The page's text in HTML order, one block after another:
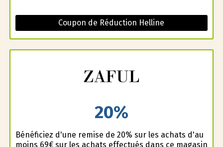
Coupon de Réduction Helline
20%
Bénéficiez d'une remise de 20% sur les achats d'au
moins 69€ sur les achats effectués dans ce magasin